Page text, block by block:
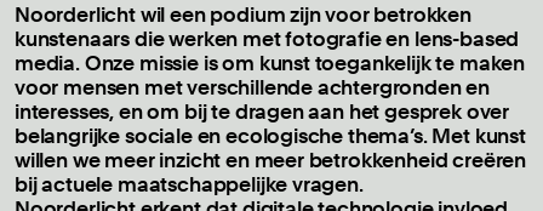
Noorderlicht wil een podium zijn voor betrokken
kunstenaars die werken met fotografie en lens-based
media. Onze missie is om kunst toegankelijk te maken
voor mensen met verschillende achtergronden en
interesses, en om bij te dragen aan het gesprek over
belangrijke sociale en ecologische thema’s. Met kunst
willen we meer inzicht en meer betrokkenheid creëren
bij actuele maatschappelijke vragen.